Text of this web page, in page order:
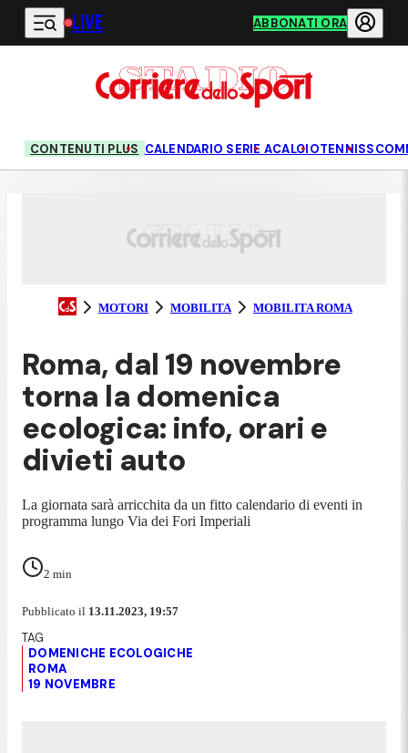
Vai al contenuto principale
LIVE ABBONATI ORA
CONTENUTI PLUS CALENDARIO SERIE ACALCIOTENNIS
MOTORI MOBILITA MOBILITA ROMA
Roma, dal 19 novembre
torna la domenica
ecologica: info, orari e
divieti auto
La giornata sarà arricchita da un fitto calendario di eventi in
programma lungo Via dei Fori Imperiali
2 min
Pubblicato il 13.11.2023, 19:57
DOMENICHE ECOLOGICHE
ROMA
19 NOVEMBRE